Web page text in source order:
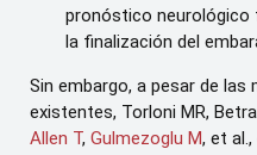
pronóstico neurológico
la finalización del
Sin embargo, a pesar de
existentes, Torloni MR,
Allen T, Gulmezoglu M, et